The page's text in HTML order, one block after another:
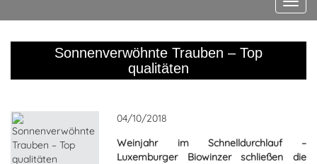
Sonnenverwöhnte Trauben – Top
qualitäten
04/10/2018
Weinjahr im Schnelldurchlauf –
Luxemburger Biowinzer schließen die